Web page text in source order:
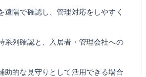
遠隔で確認し、管理対応をしやすく
系列確認と、入居者・管理会社への
助的な見守りとして活用できる場合